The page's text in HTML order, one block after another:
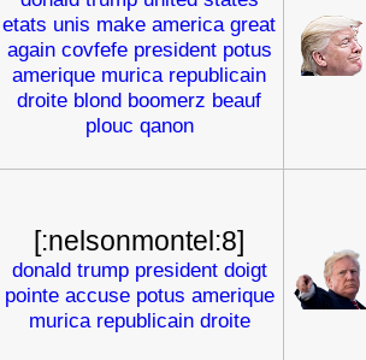
etats unis make america great
again covfefe president potus
amerique murica republicain
droite blond boomerz beauf
plouc qanon
[:nelsonmontel:8]
donald trump president doigt
pointe accuse potus amerique
murica republicain droite